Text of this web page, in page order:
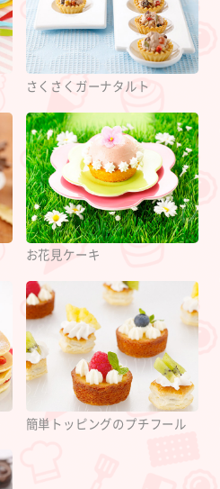
さくさくガーナタルト
お花見ケーキ
簡単トッピングのプチフール